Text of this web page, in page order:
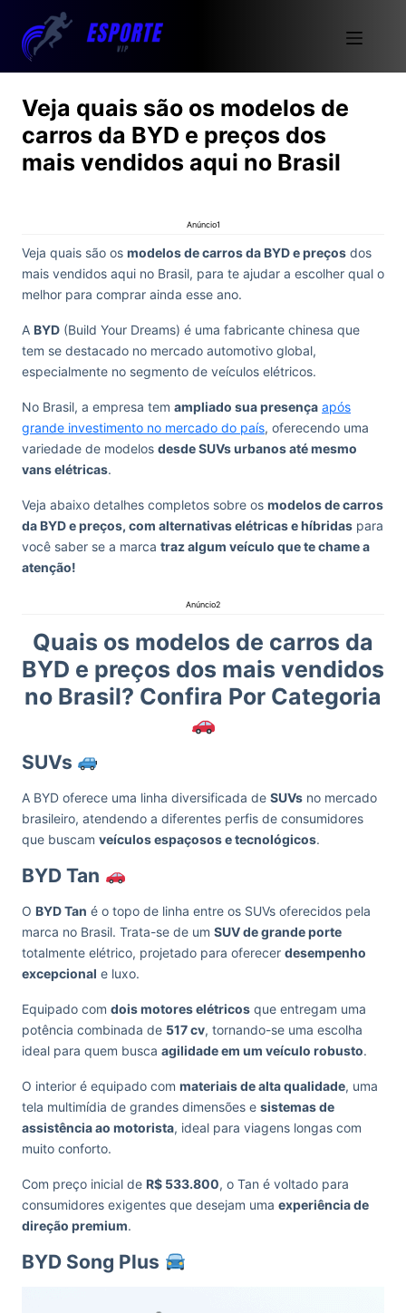
Veja quais são os modelos de
carros da BYD e preços dos
mais vendidos aqui no Brasil
Anúncio1
Veja quais são os modelos de carros da BYD e preços dos
mais vendidos aqui no Brasil, para te ajudar a escolher qual o
melhor para comprar ainda esse ano.
A BYD (Build Your Dreams) é uma fabricante chinesa que
tem se destacado no mercado automotivo global,
especialmente no segmento de veículos elétricos.
No Brasil, a empresa tem ampliado sua presença após
grande investimento no mercado do país, oferecendo uma
variedade de modelos desde SUVs urbanos até mesmo
vans elétricas.
Veja abaixo detalhes completos sobre os modelos de carros
da BYD e preços, com alternativas elétricas e híbridas para
você saber se a marca traz algum veículo que te chame a
atenção!
Anúncio2
Quais os modelos de carros da
BYD e preços dos mais vendidos
no Brasil? Confira Por Categoria
SUVs
A BYD oferece uma linha diversificada de SUVs no mercado
brasileiro, atendendo a diferentes perfis de consumidores
que buscam veículos espaçosos e tecnológicos.
BYD Tan
O BYD Tan é o topo de linha entre os SUVs oferecidos pela
marca no Brasil. Trata-se de um SUV de grande porte
totalmente elétrico, projetado para oferecer desempenho
excepcional e luxo.
Equipado com dois motores elétricos que entregam uma
potência combinada de 517 cv, tornando-se uma escolha
ideal para quem busca agilidade em um veículo robusto.
O interior é equipado com materiais de alta qualidade, uma
tela multimídia de grandes dimensões e sistemas de
assistência ao motorista, ideal para viagens longas com
muito conforto.
Com preço inicial de R$ 533.800, o Tan é voltado para
consumidores exigentes que desejam uma experiência de
direção premium.
BYD Song Plus